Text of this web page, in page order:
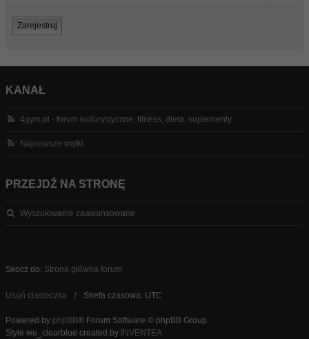
Zarejestruj
KANAŁ
4gym.pl - forum kulturystyczne, fitness, dieta, suplementy
Najnowsze wątki
PRZEJDŹ NA STRONĘ
Wyszukiwanie zaawansowane
Skocz do: Strona główna forum
Usuń ciasteczka Strefa czasowa: UTC
Powered by phpBB® Forum Software © phpBB Group
Style we_clearblue created by INVENTEA